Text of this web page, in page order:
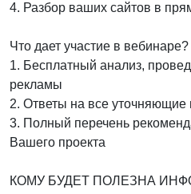
4. Разбор ваших сайтов в
Что дает участие в вебинаре?
1. Бесплатный анализ,
рекламы
2. Ответы на все уточняющие
3. Полный перечень
Вашего проекта
КОМУ БУДЕТ ПОЛЕЗНА